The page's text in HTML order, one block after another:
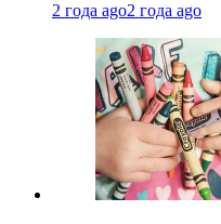
2 года ago2 года ago